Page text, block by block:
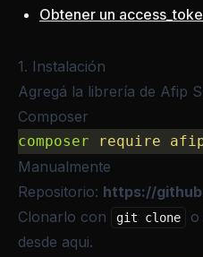
Obtener un
1. Instalación
Agregá la librería de Afip
Composer
composer require
Manualmente
Repositorio: https://
Clonarlo con
git clone
o
desde aqui.